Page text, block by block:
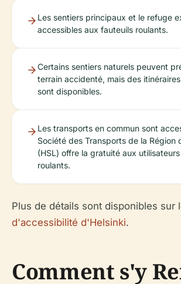
Les sentiers principaux et le refuge
accessibles aux fauteuils roulants.
Certains sentiers naturels peuvent
terrain accidenté, mais des
sont disponibles.
Les transports en commun sont
Société des Transports de la Région
(HSL) offre la gratuité aux
roulants.
Plus de détails sont disponibles sur
d'accessibilité d'Helsinki.
Comment s'y